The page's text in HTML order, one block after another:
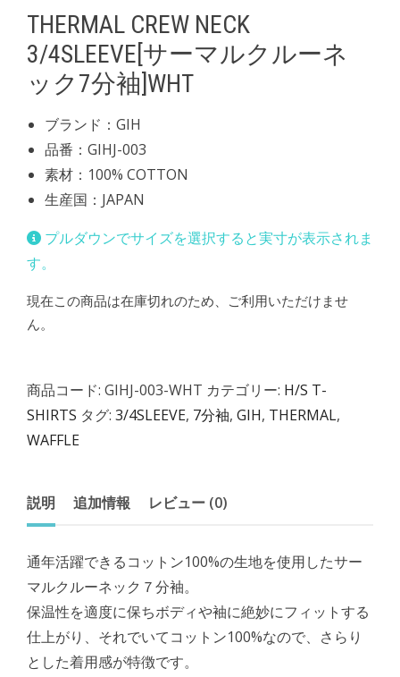
THERMAL CREW NECK
3/4SLEEVE[サーマルクルーネ
ック7分袖]WHT
ブランド：GIH
品番：GIHJ-003
素材：100% COTTON
生産国：JAPAN
プルダウンでサイズを選択すると実寸が表示されま
す。
現在この商品は在庫切れのため、ご利用いただけませ
ん。
商品コード: GIHJ-003-WHT カテゴリー: H/S T-
SHIRTS タグ: 3/4SLEEVE, 7分袖, GIH, THERMAL,
WAFFLE
説明 追加情報 レビュー (0)
通年活躍できるコットン100%の生地を使用したサー
マルクルーネック７分袖。
保温性を適度に保ちボディや袖に絶妙にフィットする
仕上がり、それでいてコットン100%なので、さらり
とした着用感が特徴です。